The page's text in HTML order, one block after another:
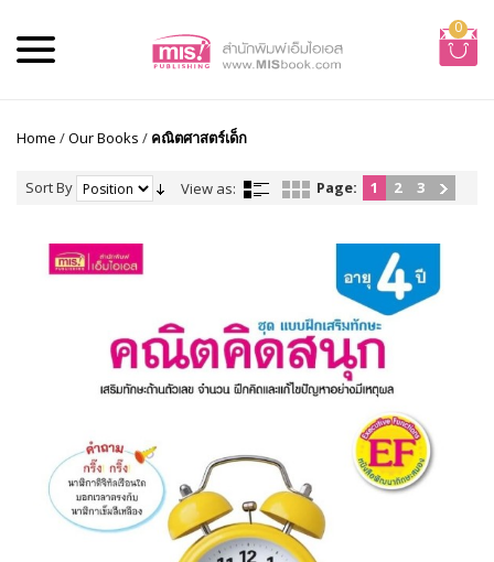
0
Home /Our Books / คณิตศาสตร์เด็ก
Sort By View as: Page: 1 2 3